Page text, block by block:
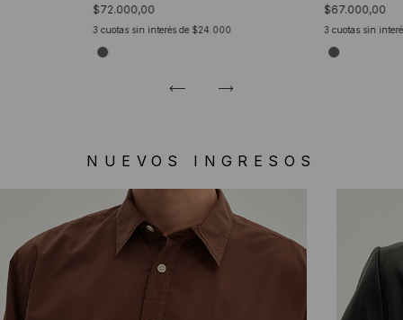
$72.000,00
3 cuotas sin interés de $24.000
$67.000,00
3cuotas sin
NUEVOS INGRESOS